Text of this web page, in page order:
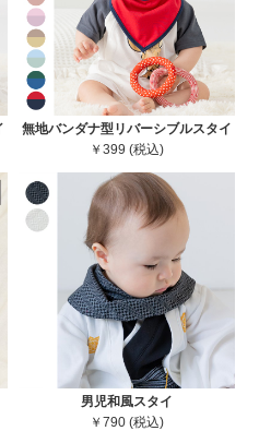
無地バンダナ型リバーシブルスタイ
￥399 (税込)
男児和風スタイ
￥790 (税込)